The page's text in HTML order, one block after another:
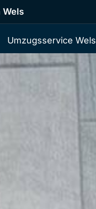
Wels
Umzugsservice Wels